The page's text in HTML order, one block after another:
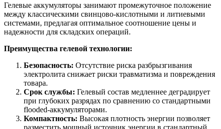
Гелевые аккумуляторы занимают промежуточное положение
между классическими свинцово-кислотными и литиевыми
системами, предлагая оптимальное соотношение цены и
надежности для складских операций.
Преимущества гелевой технологии:
Безопасность: Отсутствие риска разбрызгивания
электролита снижает риски травматизма и повреждения
товара.
Срок службы: Гелевый состав медленнее деградирует
при глубоких разрядах по сравнению со стандартными
flooded-аккумуляторами.
Компактность: Высокая плотность энергии позволяет
разместить мощный источник энергии в стандартный